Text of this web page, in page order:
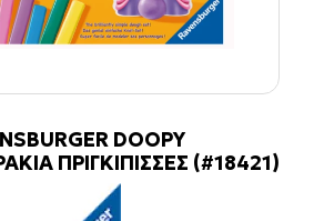
DOOPY
ΠΡΙΓΚΙΠΙΣΣΕΣ (#18421)